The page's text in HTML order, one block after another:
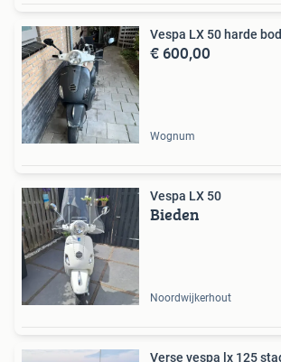
Vespa LX 50 harde
€ 600,00
Wognum
Vespa LX 50
Bieden
Noordwijkerhout
Verse vespa lx 125